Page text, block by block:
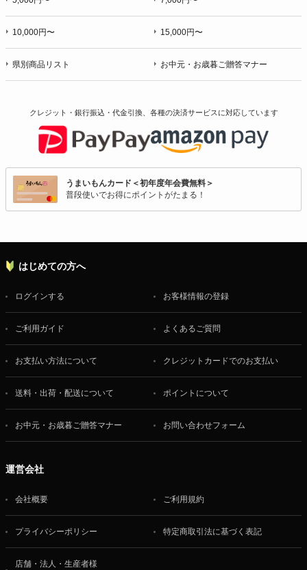
10,000円〜 15,000円〜
県別商品リスト お中元・お歳暮ご贈答マナー
クレジット・銀行振込・代金引換、各種の決済サービスに対応しています
うまいもんカード＜初年度年会費無料＞
普段使いでお得にポイントがたまる！
はじめての方へ
ログインする お客様情報の登録
ご利用ガイド よくあるご質問
お支払い方法について クレジットカードでのお支払い
送料・出荷・配送について ポイントについて
お中元・お歳暮ご贈答マナー お問い合わせフォーム
運営会社
会社概要 ご利用規約
プライバシーポリシー 特定商取引法に基づく表記
店舗・法人・生産者様